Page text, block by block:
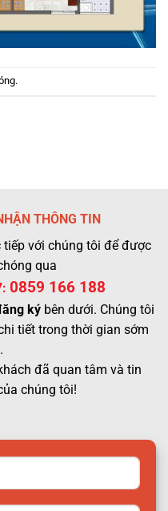
THÔNG TIN
với chúng tôi để được
qua
0859 166 188
kýbên dưới. Chúng tôi
tiết trong thời gian sớm
đã quan tâm và tin
chúng tôi!